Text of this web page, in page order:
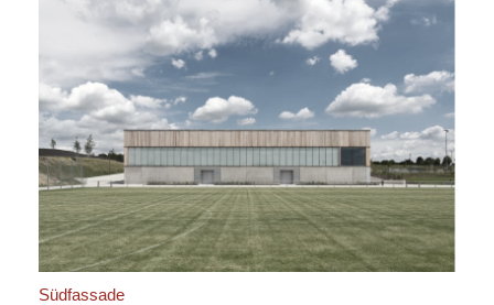
Südfassade